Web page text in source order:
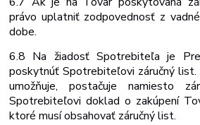
právo uplatniť zodpovednosť z
dobe.
6.8 Na žiadosť Spotrebiteľa je
poskytnúť Spotrebiteľovi záručný
umožňuje, postačuje namiesto
Spotrebiteľovi doklad o zakúpení
ktoré musí obsahovať záručný list.